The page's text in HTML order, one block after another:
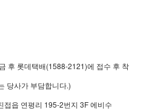
후 롯데택배(1588-2121)에 접수 후 착
당사가 부담합니다.)
접읍 연평리 195-2번지 3F 에비수